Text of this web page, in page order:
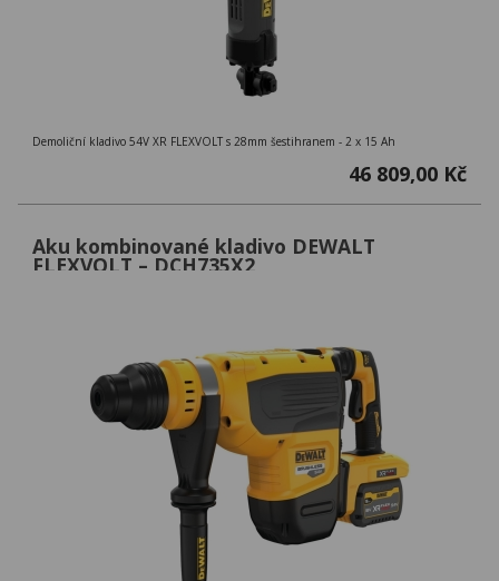
Demoliční kladivo 54V XR FLEXVOLT s 28mm šestihranem - 2 x 15 Ah
46 809,00 Kč
Aku kombinované kladivo DEWALT
FLEXVOLT – DCH735X2